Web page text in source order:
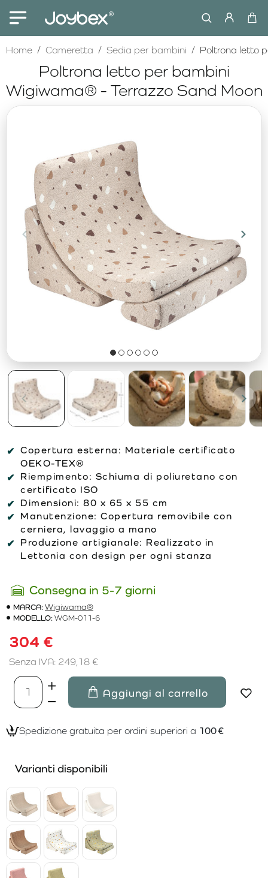
Poltrona letto per bambini
Wigiwama® - Terrazzo Sand Moon
HomehomeCameretta Sedia per bambini Poltrona letto
Copertura esterna: Materiale certificato
OEKO-TEX®
Riempimento: Schiuma di poliuretano con
certificato ISO
Dimensioni: 80 x 65 x 55 cm
Manutenzione: Copertura removibile con
cerniera, lavaggio a mano
Produzione artigianale: Realizzato in
Lettonia con design per ogni stanza
Consegna in 5-7 giorni
MARCA:Wigiwama®
MODELLO:WGM-011-6
304 €
Senza IVA: 249,18 €
Aggiungi al carrello
Spedizione gratuita per ordini superiori a 100 €
Varianti disponibili